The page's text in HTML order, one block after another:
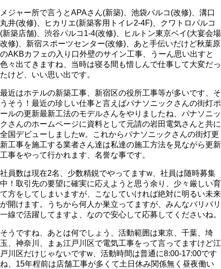
メジャー所で言うとAPAさん(新築)、池袋パルコ(改修)、溝口
丸井(改修)、ヒカリエ(新築客用トイレ2-4F)、クワトロパルコ
(新築店舗)、渋谷パルコ1-4(改修)、ヒルトン東京ベイ(大宴会場
改修)、新宿スポーツセンター(改修)、あと手伝いだけど秋葉原
のAKBカフェの入り口外壁のサイン工事、うーん思い出すと
色々出てきますね、当時は寝る間も惜しんで仕事して大変だっ
たけど、いい思い出です。
最近はホテルの新築工事、新宿区の役所工事等が多いです、そ
うそう！最近の珍しい仕事と言えばパナソニックさんの街灯ポ
ールの更新最新工法のモデルさんをやりましたね、パナソニッ
クさんのホームページに資料として元請の岩田電気さんと共に
全国デビューしましたw。これからパナソニックさんの街灯更
新工事を施工する業者さん達は私達の施工方法を見ながら更新
工事をやって行かれます、名誉な事です。
社員数は現在2名、少数精鋭でやってますw、社員は随時募集
中！取引先の要望に確実に応えようと思う余り、少々厳しい育
て方をしてしまいますが、こなしていければ絶対に明るい未来
が開けます。うちから何人か巣立ってますが、みんなバリバリ
一線で活躍してますよ、なので安心して応募してくださいね。
そうですね、あとは何でしょう、活動範囲は東京、千葉、埼
玉、神奈川、まぁ江戸川区で電気工事をって言ってますけど江
戸川区だけじゃないですw、活動時間は普通に8:00-17:00です
ね、15年程前は店舗工事が多くて土日休み関係無く昼夜働い